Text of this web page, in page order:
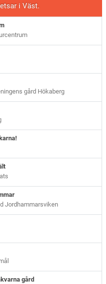
i Väst.
gård Hökaberg
Jordhammarsviken
gård